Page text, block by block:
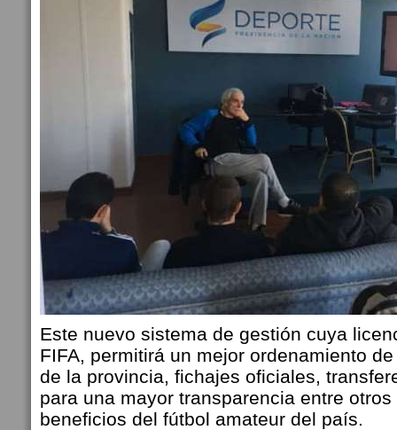
Este nuevo sistema de gestión cuya
FIFA, permitirá un mejor ordenamiento
de la provincia, fichajes oficiales,
para una mayor transparencia entre
beneficios del fútbol amateur del país.